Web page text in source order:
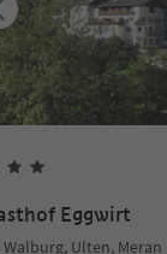
Eggwirt
Walburg, Ulten,